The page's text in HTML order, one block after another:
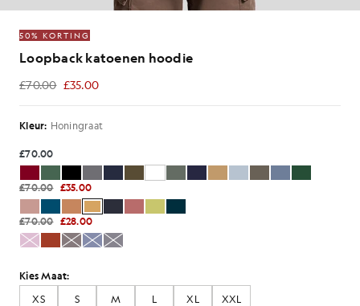
50% KORTING
Loopback katoenen hoodie
£70.00 £35.00
£35.00
Kleur: Honingraat
£70.00
£70.00 £35.00
£70.00 £28.00
Kies Maat:
XS
S M L XL
XXL